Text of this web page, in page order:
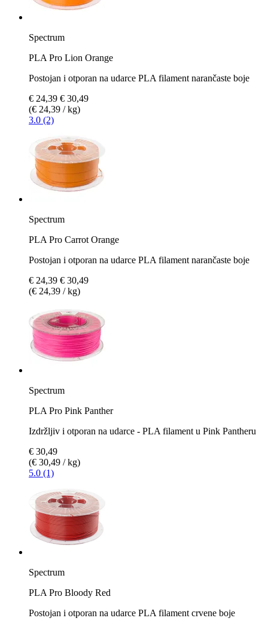
Spectrum
PLA Pro Lion Orange
Postojan i otporan na udarce PLA filament narančaste boje
€ 24,39 € 30,49
(€ 24,39 / kg)
3.0 (2)
Spectrum
PLA Pro Carrot Orange
Postojan i otporan na udarce PLA filament narančaste boje
€ 24,39 € 30,49
(€ 24,39 / kg)
Spectrum
PLA Pro Pink Panther
Izdržljiv i otporan na udarce - PLA filament u Pink Pantheru
€ 30,49
(€ 30,49 / kg)
5.0 (1)
Spectrum
PLA Pro Bloody Red
Postojan i otporan na udarce PLA filament crvene boje